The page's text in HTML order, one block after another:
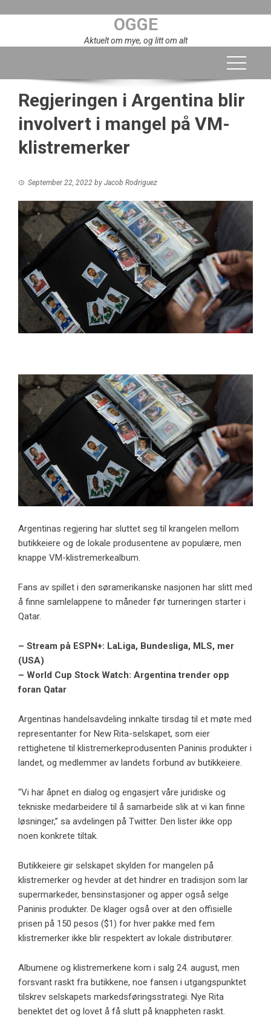
OGGE
Aktuelt om mye, og litt om alt
Regjeringen i Argentina blir
involvert i mangel på VM-
klistremerker
September 22, 2022 by Jacob Rodriguez
Argentinas regjering har sluttet seg til krangelen mellom
butikkeiere og de lokale produsentene av populære, men
knappe VM-klistremerkealbum.
Fans av spillet i den søramerikanske nasjonen har slitt med
å finne samlelappene to måneder før turneringen starter i
Qatar.
– Stream på ESPN+: LaLiga, Bundesliga, MLS, mer
(USA)
– World Cup Stock Watch: Argentina trender opp
foran Qatar
Argentinas handelsavdeling innkalte tirsdag til et møte med
representanter for New Rita-selskapet, som eier
rettighetene til klistremerkeprodusenten Paninis produkter i
landet, og medlemmer av landets forbund av butikkeiere.
“Vi har åpnet en dialog og engasjert våre juridiske og
tekniske medarbeidere til å samarbeide slik at vi kan finne
løsninger,” sa avdelingen på Twitter. Den lister ikke opp
noen konkrete tiltak.
Butikkeiere gir selskapet skylden for mangelen på
klistremerker og hevder at det hindrer en tradisjon som lar
supermarkeder, bensinstasjoner og apper også selge
Paninis produkter. De klager også over at den offisielle
prisen på 150 pesos ($1) for hver pakke med fem
klistremerker ikke blir respektert av lokale distributører.
Albumene og klistremerkene kom i salg 24. august, men
forsvant raskt fra butikkene, noe fansen i utgangspunktet
tilskrev selskapets markedsføringsstrategi. Nye Rita
benektet det og lovet å få slutt på knappheten raskt.